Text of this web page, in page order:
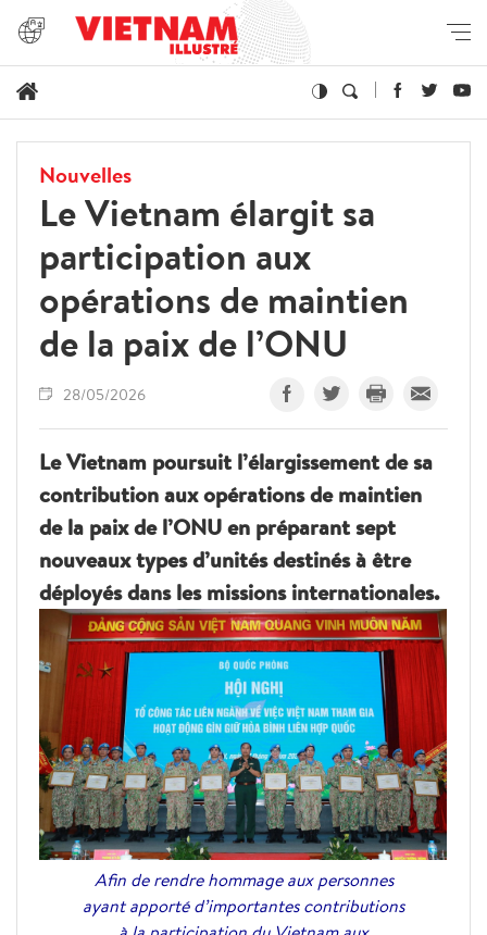
Nouvelles
Le Vietnam élargit sa
participation aux
opérations de maintien
de la paix de l’ONU
28/05/2026
Le Vietnam poursuit l’élargissement de sa
contribution aux opérations de maintien
de la paix de l’ONU en préparant sept
nouveaux types d’unités destinés à être
déployés dans les missions internationales.
Afin de rendre hommage aux personnes
ayant apporté d’importantes contributions